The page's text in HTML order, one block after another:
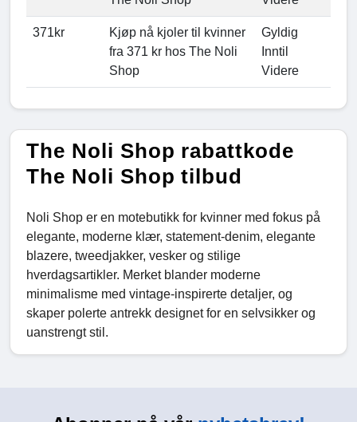
371kr
Kjøp nå kjoler til kvinner
fra 371 kr hos The Noli
Shop
Gyldig
Inntil
Videre
The Noli Shop rabattkode
The Noli Shop tilbud
Noli Shop er en motebutikk for kvinner med fokus på
elegante, moderne klær, statement-denim, elegante
blazere, tweedjakker, vesker og stilige
hverdagsartikler. Merket blander moderne
minimalisme med vintage-inspirerte detaljer, og
skaper polerte antrekk designet for en selvsikker og
uanstrengt stil.